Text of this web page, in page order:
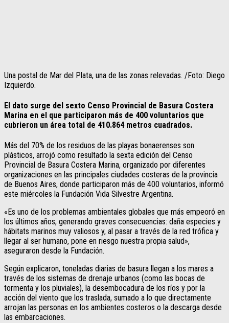
Una postal de Mar del Plata, una de las zonas relevadas. /Foto: Diego
Izquierdo.
El dato surge del sexto Censo Provincial de Basura Costera
Marina en el que participaron más de 400 voluntarios que
cubrieron un área total de 410.864 metros cuadrados.
Más del 70% de los residuos de las playas bonaerenses son
plásticos, arrojó como resultado la sexta edición del Censo
Provincial de Basura Costera Marina, organizado por diferentes
organizaciones en las principales ciudades costeras de la provincia
de Buenos Aires, donde participaron más de 400 voluntarios, informó
este miércoles la Fundación Vida Silvestre Argentina.
«Es uno de los problemas ambientales globales que más empeoró en
los últimos años, generando graves consecuencias: daña especies y
hábitats marinos muy valiosos y, al pasar a través de la red trófica y
llegar al ser humano, pone en riesgo nuestra propia salud»,
aseguraron desde la Fundación.
Según explicaron, toneladas diarias de basura llegan a los mares a
través de los sistemas de drenaje urbanos (como las bocas de
tormenta y los pluviales), la desembocadura de los ríos y por la
acción del viento que los traslada, sumado a lo que directamente
arrojan las personas en los ambientes costeros o la descarga desde
las embarcaciones.